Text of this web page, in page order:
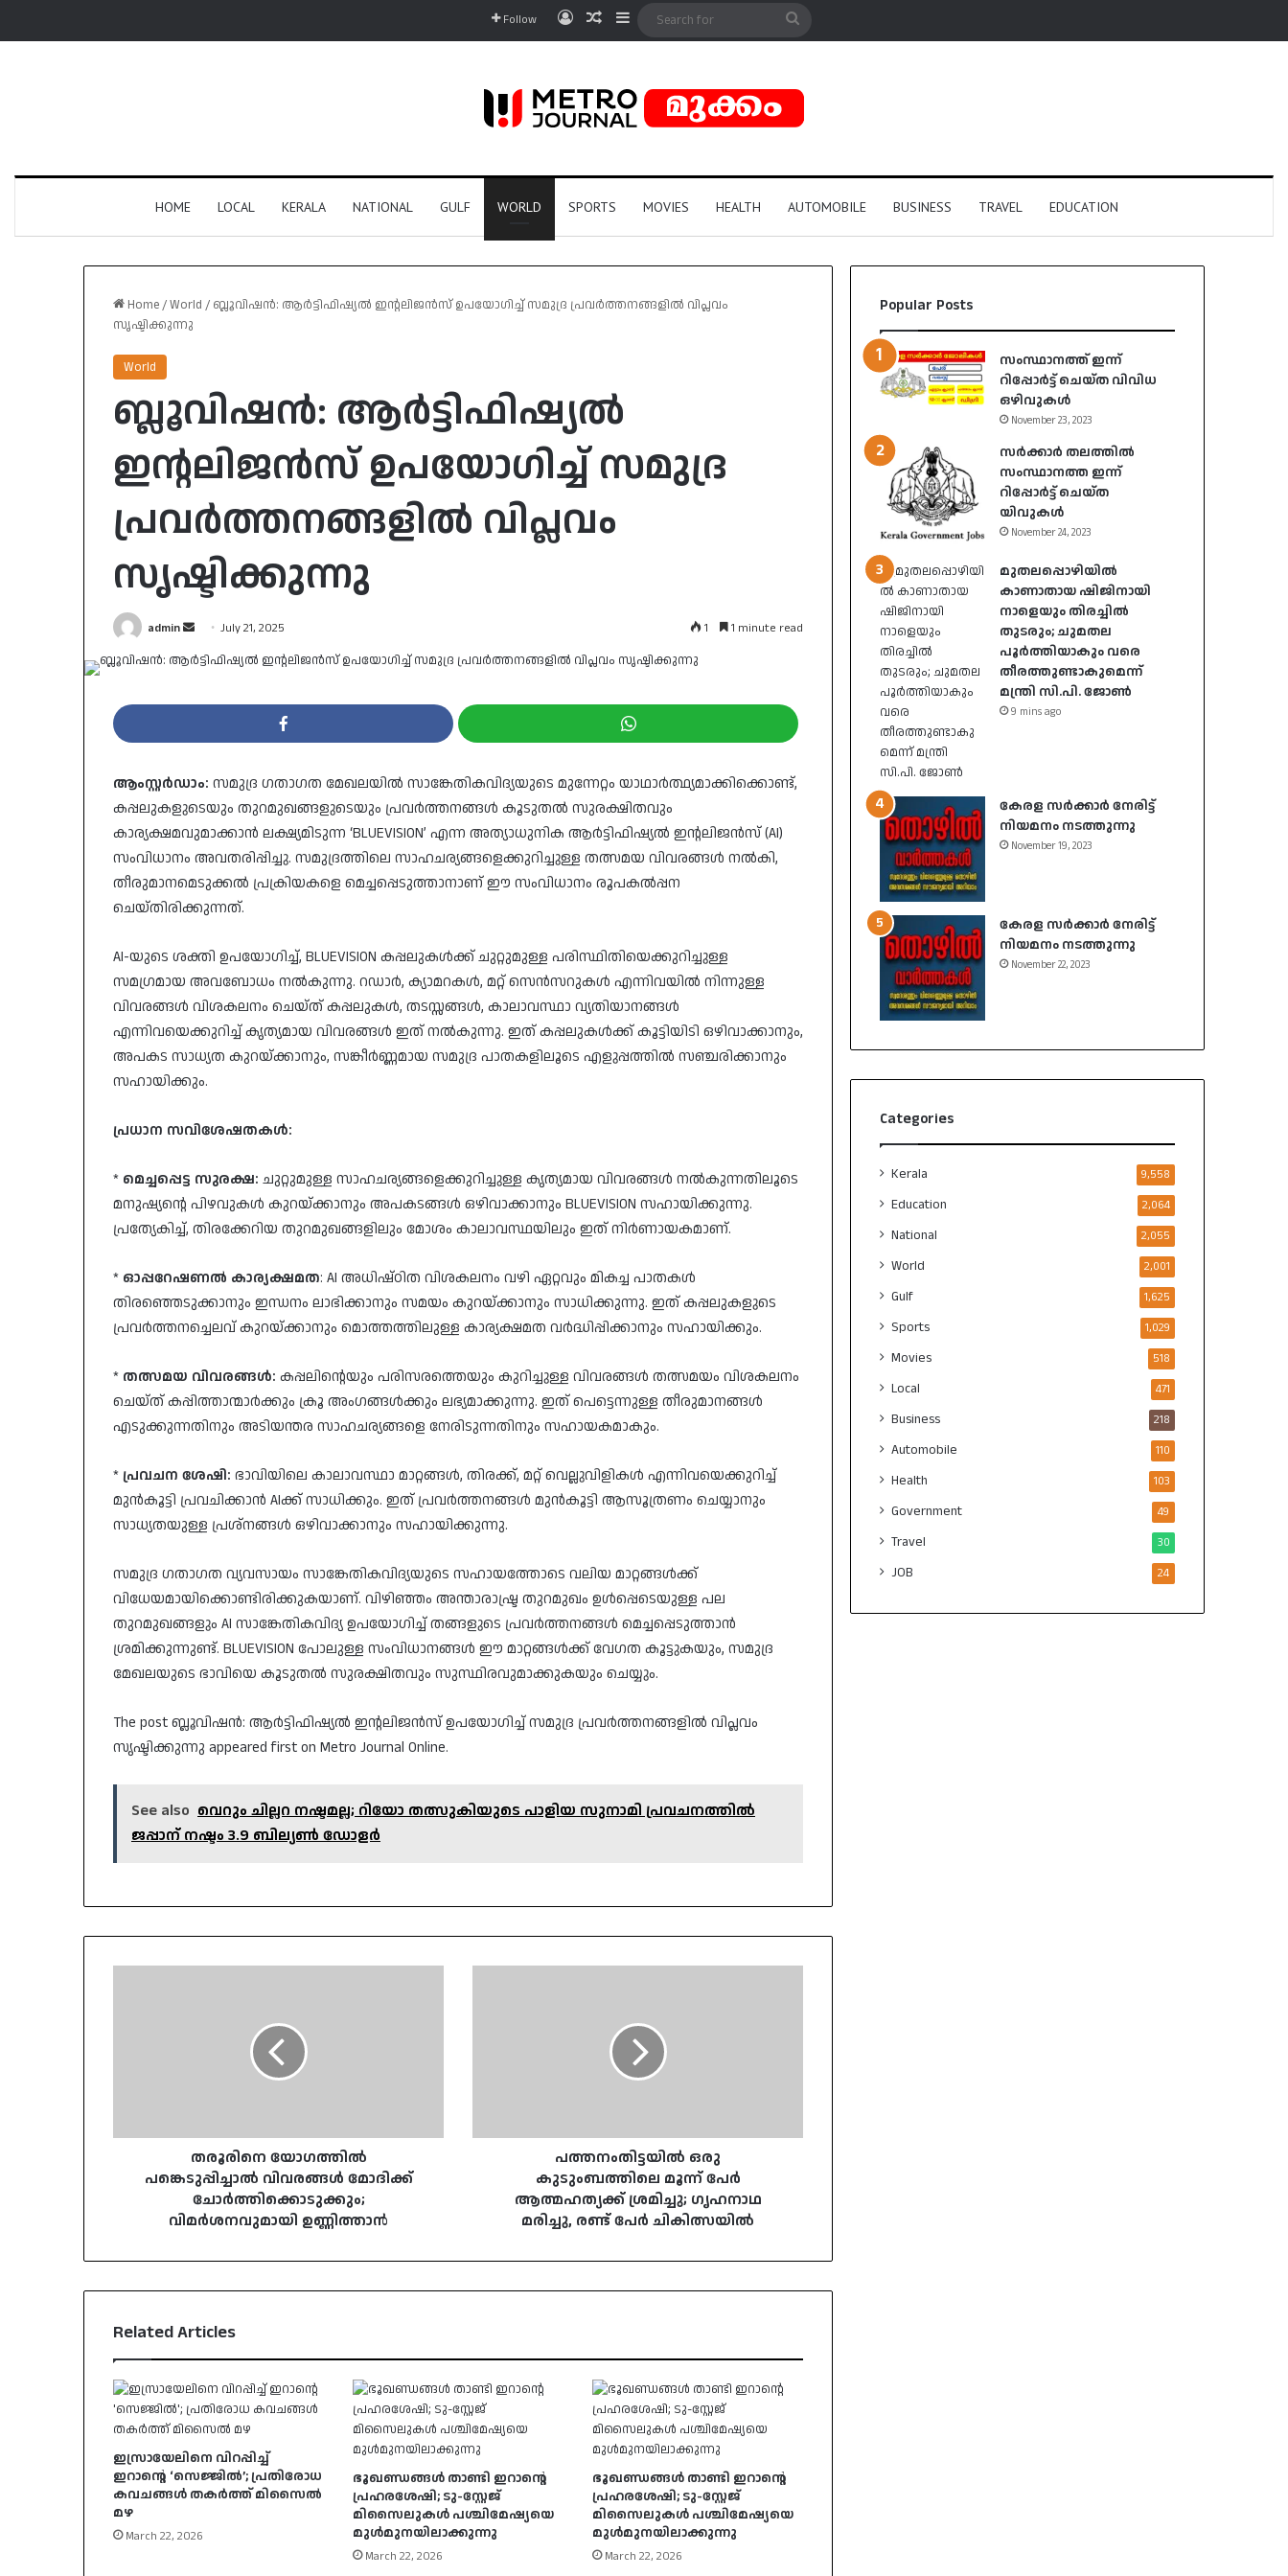
Follow Log InRandom Article
Sidebar
Search
HOME LOCAL KERALA NATIONAL GULF WORLD SPORTS MOVIES HEALTH AUTOMOBILE BUSINESS TRAVEL EDUCATION
Home/World / ബ്ലൂവിഷൻ: ആർട്ടിഫിഷ്യൽ ഇൻ്റലിജൻസ് ഉപയോഗിച്ച് സമുദ്ര പ്രവർത്തനങ്ങളിൽ വിപ്ലവം
സൃഷ്ടിക്കുന്നു
World
ബ്ലൂവിഷൻ: ആർട്ടിഫിഷ്യൽ
ഇൻ്റലിജൻസ് ഉപയോഗിച്ച് സമുദ്ര
പ്രവർത്തനങ്ങളിൽ വിപ്ലവം
സൃഷ്ടിക്കുന്നു
admin
Send July 21, 2025 1 1 minute read
ആംസ്റ്റർഡാം: സമുദ്ര ഗതാഗത മേഖലയിൽ സാങ്കേതികവിദ്യയുടെ മുന്നേറ്റം യാഥാർത്ഥ്യമാക്കിക്കൊണ്ട്,
കപ്പലുകളുടെയും തുറമുഖങ്ങളുടെയും പ്രവർത്തനങ്ങൾ കൂടുതൽ സുരക്ഷിതവും
കാര്യക്ഷമവുമാക്കാൻ ലക്ഷ്യമിടുന്ന ‘BLUEVISION’ എന്ന അത്യാധുനിക ആർട്ടിഫിഷ്യൽ ഇൻ്റലിജൻസ് (AI)
സംവിധാനം അവതരിപ്പിച്ചു. സമുദ്രത്തിലെ സാഹചര്യങ്ങളെക്കുറിച്ചുള്ള തത്സമയ വിവരങ്ങൾ നൽകി,
തീരുമാനമെടുക്കൽ പ്രക്രിയകളെ മെച്ചപ്പെടുത്താനാണ് ഈ സംവിധാനം രൂപകൽപ്പന
ചെയ്തിരിക്കുന്നത്.
AI-യുടെ ശക്തി ഉപയോഗിച്ച്, BLUEVISION കപ്പലുകൾക്ക് ചുറ്റുമുള്ള പരിസ്ഥിതിയെക്കുറിച്ചുള്ള
സമഗ്രമായ അവബോധം നൽകുന്നു. റഡാർ, ക്യാമറകൾ, മറ്റ് സെൻസറുകൾ എന്നിവയിൽ നിന്നുള്ള
വിവരങ്ങൾ വിശകലനം ചെയ്ത് കപ്പലുകൾ, തടസ്സങ്ങൾ, കാലാവസ്ഥാ വ്യതിയാനങ്ങൾ
എന്നിവയെക്കുറിച്ച് കൃത്യമായ വിവരങ്ങൾ ഇത് നൽകുന്നു. ഇത് കപ്പലുകൾക്ക് കൂട്ടിയിടി ഒഴിവാക്കാനും,
അപകട സാധ്യത കുറയ്ക്കാനും, സങ്കീർണ്ണമായ സമുദ്ര പാതകളിലൂടെ എളുപ്പത്തിൽ സഞ്ചരിക്കാനും
സഹായിക്കും.
പ്രധാന സവിശേഷതകൾ:
* മെച്ചപ്പെട്ട സുരക്ഷ: ചുറ്റുമുള്ള സാഹചര്യങ്ങളെക്കുറിച്ചുള്ള കൃത്യമായ വിവരങ്ങൾ നൽകുന്നതിലൂടെ
മനുഷ്യന്റെ പിഴവുകൾ കുറയ്ക്കാനും അപകടങ്ങൾ ഒഴിവാക്കാനും BLUEVISION സഹായിക്കുന്നു.
പ്രത്യേകിച്ച്, തിരക്കേറിയ തുറമുഖങ്ങളിലും മോശം കാലാവസ്ഥയിലും ഇത് നിർണായകമാണ്.
* ഓപ്പറേഷണൽ കാര്യക്ഷമത: AI അധിഷ്ഠിത വിശകലനം വഴി ഏറ്റവും മികച്ച പാതകൾ
തിരഞ്ഞെടുക്കാനും ഇന്ധനം ലാഭിക്കാനും സമയം കുറയ്ക്കാനും സാധിക്കുന്നു. ഇത് കപ്പലുകളുടെ
പ്രവർത്തനച്ചെലവ് കുറയ്ക്കാനും മൊത്തത്തിലുള്ള കാര്യക്ഷമത വർദ്ധിപ്പിക്കാനും സഹായിക്കും.
* തത്സമയ വിവരങ്ങൾ: കപ്പലിന്റെയും പരിസരത്തെയും കുറിച്ചുള്ള വിവരങ്ങൾ തത്സമയം വിശകലനം
ചെയ്ത് കപ്പിത്താന്മാർക്കും ക്രൂ അംഗങ്ങൾക്കും ലഭ്യമാക്കുന്നു. ഇത് പെട്ടെന്നുള്ള തീരുമാനങ്ങൾ
എടുക്കുന്നതിനും അടിയന്തര സാഹചര്യങ്ങളെ നേരിടുന്നതിനും സഹായകമാകും.
*പ്രവചന ശേഷി: ഭാവിയിലെ കാലാവസ്ഥാ മാറ്റങ്ങൾ, തിരക്ക്, മറ്റ് വെല്ലുവിളികൾ എന്നിവയെക്കുറിച്ച്
മുൻകൂട്ടി പ്രവചിക്കാൻ AIക്ക് സാധിക്കും. ഇത് പ്രവർത്തനങ്ങൾ മുൻകൂട്ടി ആസൂത്രണം ചെയ്യാനും
സാധ്യതയുള്ള പ്രശ്നങ്ങൾ ഒഴിവാക്കാനും സഹായിക്കുന്നു.
സമുദ്ര ഗതാഗത വ്യവസായം സാങ്കേതികവിദ്യയുടെ സഹായത്തോടെ വലിയ മാറ്റങ്ങൾക്ക്
വിധേയമായിക്കൊണ്ടിരിക്കുകയാണ്. വിഴിഞ്ഞം അന്താരാഷ്ട്ര തുറമുഖം ഉൾപ്പെടെയുള്ള പല
തുറമുഖങ്ങളും AI സാങ്കേതികവിദ്യ ഉപയോഗിച്ച് തങ്ങളുടെ പ്രവർത്തനങ്ങൾ മെച്ചപ്പെടുത്താൻ
ശ്രമിക്കുന്നുണ്ട്. BLUEVISION പോലുള്ള സംവിധാനങ്ങൾ ഈ മാറ്റങ്ങൾക്ക് വേഗത കൂട്ടുകയും, സമുദ്ര
മേഖലയുടെ ഭാവിയെ കൂടുതൽ സുരക്ഷിതവും സുസ്ഥിരവുമാക്കുകയും ചെയ്യും.
The post ബ്ലൂവിഷൻ: ആർട്ടിഫിഷ്യൽ ഇൻ്റലിജൻസ് ഉപയോഗിച്ച് സമുദ്ര പ്രവർത്തനങ്ങളിൽ വിപ്ലവം
സൃഷ്ടിക്കുന്നു appeared first on Metro Journal Online.
See also വെറും ചില്ലറ നഷ്ടമല്ല; റിയോ തത്സുകിയുടെ പാളിയ സുനാമി പ്രവചനത്തിൽ
ജപ്പാന് നഷ്ടം 3.9 ബില്യൺ ഡോളർ
തരൂരിനെ യോഗത്തിൽ
പങ്കെടുപ്പിച്ചാൽ വിവരങ്ങൾ മോദിക്ക്
ചോർത്തിക്കൊടുക്കും;
വിമർശനവുമായി ഉണ്ണിത്താൻ
മരിച്ചു,
ചികിത്സയിൽ
പത്തനംതിട്ടയിൽ ഒരു
കുടുംബത്തിലെ മൂന്ന് പേർ
ആത്മഹത്യക്ക് ശ്രമിച്ചു; ഗൃഹനാഥ
മരിച്ചു, രണ്ട് പേർ ചികിത്സയിൽ
Related Articles
ഇസ്രായേലിനെ വിറപ്പിച്ച്
ഇറാന്റെ ‘സെജ്ജിൽ’; പ്രതിരോധ
കവചങ്ങൾ തകർത്ത് മിസൈൽ
മഴ
March 22, 2026
ഭൂഖണ്ഡങ്ങൾ താണ്ടി ഇറാൻ്റെ
പ്രഹരശേഷി; ടു-സ്റ്റേജ്
മിസൈലുകൾ പശ്ചിമേഷ്യയെ
മുൾമുനയിലാക്കുന്നു
March 22, 2026
ഭൂഖണ്ഡങ്ങൾ താണ്ടി ഇറാൻ്റെ
പ്രഹരശേഷി; ടു-സ്റ്റേജ്
മിസൈലുകൾ പശ്ചിമേഷ്യയെ
മുൾമുനയിലാക്കുന്നു
March 22, 2026
Popular Posts
സംസ്ഥാനത്ത് ഇന്ന്
റിപ്പോർട്ട് ചെയ്ത വിവിധ
ഒഴിവുകൾ
November 23, 2023
സർക്കാർ തലത്തിൽ
സംസ്ഥാനത്ത ഇന്ന്
റിപ്പോർട്ട് ചെയ്ത
യിവുകൾ
November 24, 2023
മുതലപ്പൊഴിയിൽ
കാണാതായ ഷിജിനായി
നാളെയും തിരച്ചിൽ
തുടരും; ചുമതല
പൂർത്തിയാകും വരെ
തീരത്തുണ്ടാകുമെന്ന്
മന്ത്രി സി.പി. ജോൺ
9 mins ago
കേരള സർക്കാർ നേരിട്ട്
നിയമനം നടത്തുന്നു
November 19, 2023
കേരള സർക്കാർ നേരിട്ട്
നിയമനം നടത്തുന്നു
November 22, 2023
Categories
Kerala 9,558
Education 2,064
National 2,055
World 2,001
Gulf 1,625
Sports 1,029
Movies 518
Local 471
Business 218
Automobile 110
Health 103
Government 49
Travel 30
JOB 24